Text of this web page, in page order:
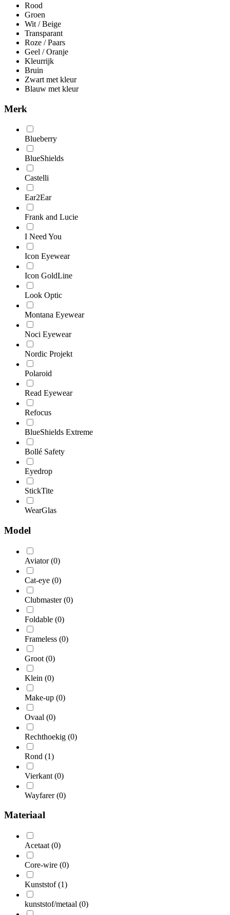
Rood
Groen
Wit / Beige
Transparant
Roze / Paars
Geel / Oranje
Kleurrijk
Bruin
Zwart met kleur
Blauw met kleur
Merk
Blueberry
BlueShields
Castelli
Ear2Ear
Frank and Lucie
I Need You
Icon Eyewear
Icon GoldLine
Look Optic
Montana Eyewear
Noci Eyewear
Nordic Projekt
Polaroid
Read Eyewear
Refocus
BlueShields Extreme
Bollé Safety
Eyedrop
StickTite
WearGlas
Model
Aviator(0)
Cat-eye (0)
Clubmaster(0)
Foldable (0)
Frameless (0)
Groot (0)
Klein (0)
Make-up (0)
Ovaal (0)
Rechthoekig (0)
Rond (1)
Vierkant (0)
Wayfarer(0)
Materiaal
Acetaat (0)
Core-wire (0)
Kunststof(1)
kunststof/metaal (0)